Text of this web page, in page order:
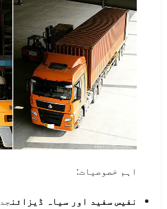
اہم خصوصیات:
نفیس سفید اور سیاہ ڈیزائن